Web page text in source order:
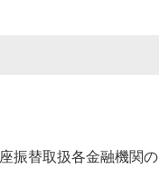
振替取扱各金融機関の